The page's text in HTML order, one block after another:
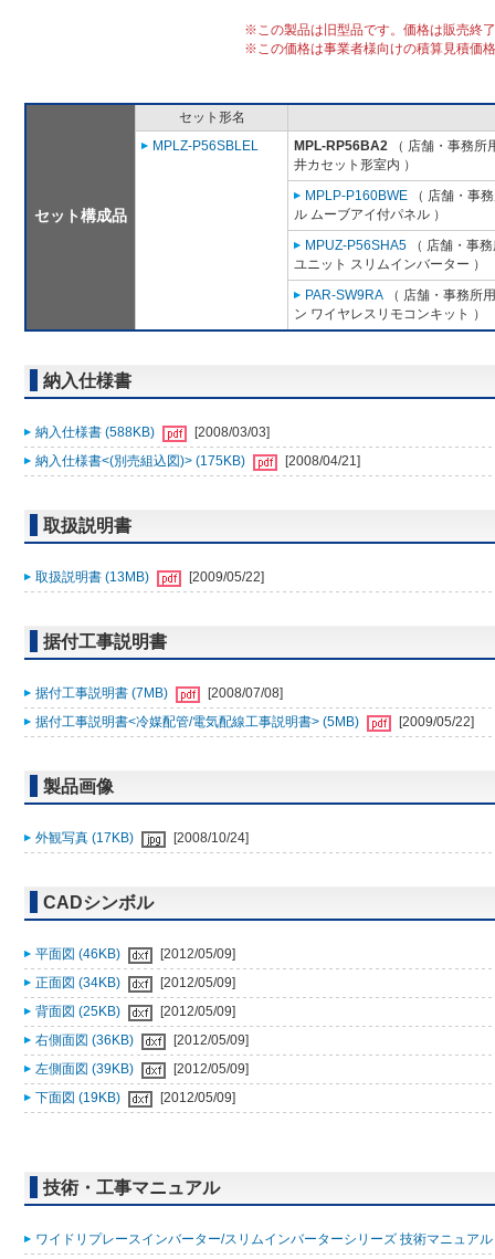
※この製品は旧型品です。価格は販売終
※この価格は事業者様向けの積算見積価
セット構成品
セット形名
MPLZ-P56SBLEL
MPL-RP56BA2 （ 店舗・事務所
井カセット形室内 ）
MPLP-P160BWE （ 店舗・事
ル ムーブアイ付パネル ）
MPUZ-P56SHA5 （ 店舗・事
ユニット スリムインバーター ）
PAR-SW9RA （ 店舗・事務所
ン ワイヤレスリモコンキット ）
納入仕様書
納入仕様書 (588KB)
[2008/03/03]
納入仕様書<(別売組込図)> (175KB)
[2008/04/21]
取扱説明書
取扱説明書 (13MB) [2009/05/22]
据付工事説明書
据付工事説明書 (7MB)
[2008/07/08]
据付工事説明書<冷媒配管/電気配線工事説明書> (5MB)
[2009/05/22]
製品画像
外観写真 (17KB) [2008/10/24]
CADシンボル
平面図 (46KB)
[2012/05/09]
正面図 (34KB)
[2012/05/09]
背面図 (25KB)
[2012/05/09]
右側面図 (36KB)
[2012/05/09]
左側面図 (39KB)
[2012/05/09]
下面図 (19KB)
[2012/05/09]
技術・工事マニュアル
ワイドリプレースインバーター/スリムインバーターシリーズ 技術マニュア